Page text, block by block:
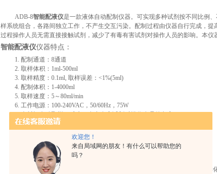
欢迎您！
来自局域网的朋友！有什么可以帮助您的
吗？
ADB-8智能配液仪是一款液体自动配制仪器。可实现多种试剂按不同比例
样系统组合，各路间独立工作，不产生交互污染。配制过程由仪器自行完成，
过程操作人员无需直接接触试剂，减少了有毒有害试剂对操作人员的影响。本仪
智能配液仪仪器特点：
1. 配制通道： 8通道
2. 取样体积： 1ml-500ml
3. 取样精度： 0.1ml, 取样误差： <1%(5ml)
4. 配制体积： 1-4000ml
5. 取样速度： 5～80ml/min
6. 工作电源： 100-240VAC ， 50/60Hz ， 75W
8.高精度注塞泵取样系统，取样体积
取样管路相互独立，无交互污染
防挥发瓶盖和自动排空设计，防止对操作人员和环境的污染
全氟管路，耐腐蚀，适用于各类试剂配制
设有低液位、更换试剂瓶等多项自动预警功能，配制过程安全可靠
可设置多样配制方式，可实现按不同比例、不同体积、不同时间等多